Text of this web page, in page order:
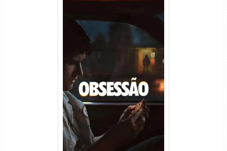
Obsessão Torrent (2026)
WEB-DL 1080p/4K Dual
Áudio